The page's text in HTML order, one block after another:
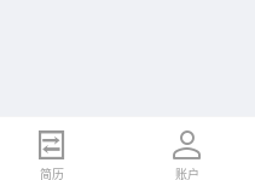
简历 账户